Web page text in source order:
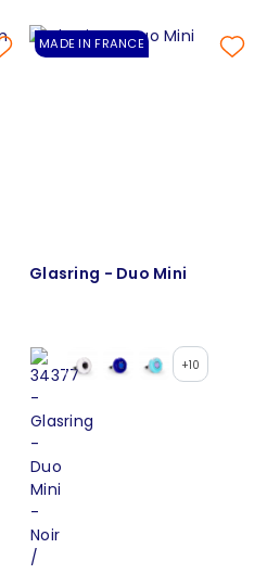
MADE IN FRANCE
Glasring - Duo Mini
+10